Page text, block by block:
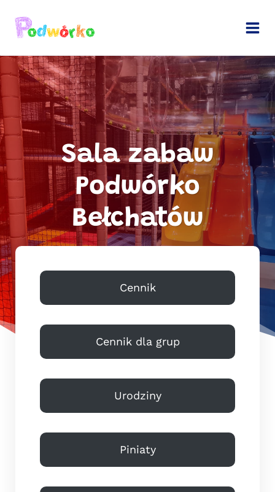
treści
Sala zabaw
Podwórko
Bełchatów
Cennik
Cennik dla grup
Urodziny
Piniaty